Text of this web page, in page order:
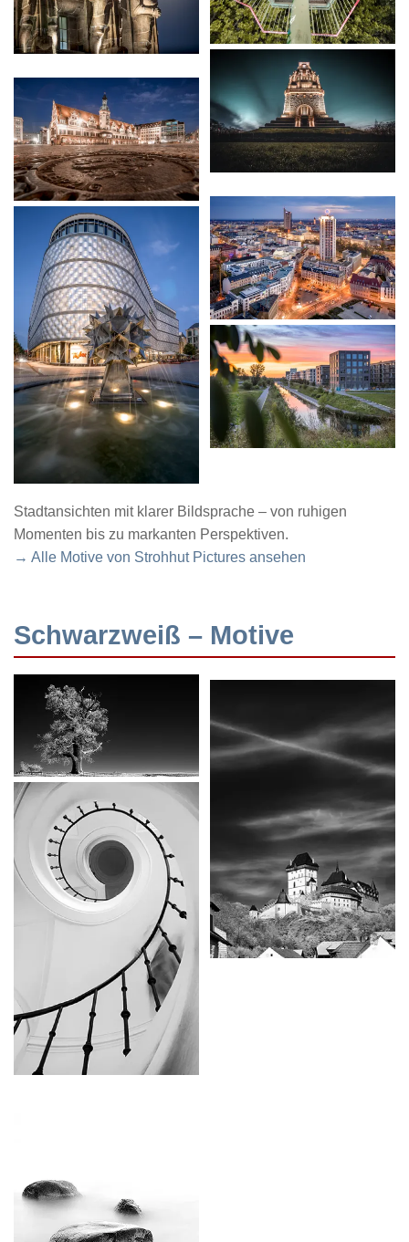
Stadtansichten mit klarer Bildsprache – von ruhigen
Momenten bis zu markanten Perspektiven.
→ Alle Motive von Strohhut Pictures ansehen
Schwarzweiß – Motive